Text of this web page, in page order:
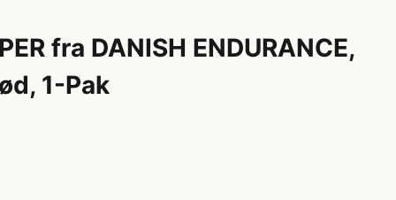
fra DANISH ENDURANCE,
1-Pak